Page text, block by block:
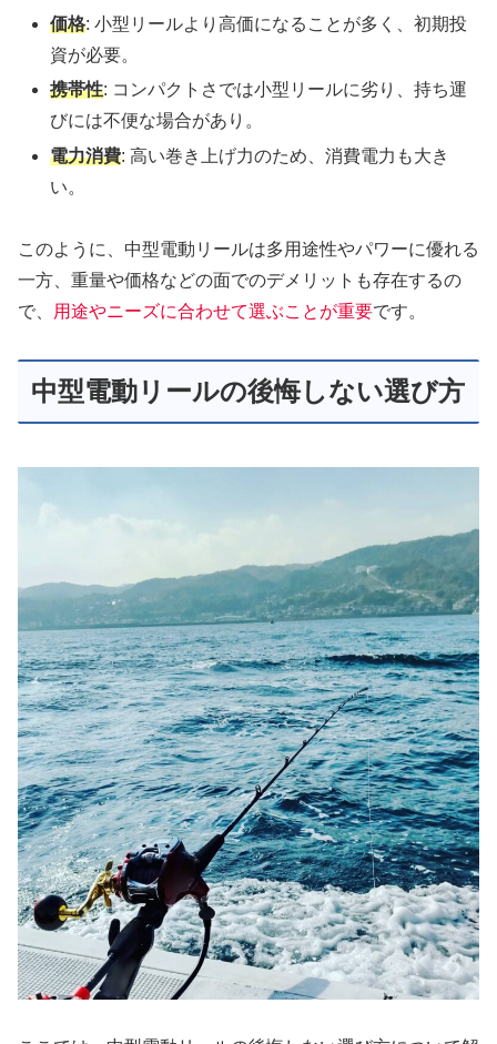
価格: 小型リールより高価になることが多く、初期投
資が必要。
携帯性: コンパクトさでは小型リールに劣り、持ち運
びには不便な場合があり。
電力消費: 高い巻き上げ力のため、消費電力も大き
い。
このように、中型電動リールは多用途性やパワーに優れる
一方、重量や価格などの面でのデメリットも存在するの
で、
用途やニーズに合わせて選ぶことが重要です。
中型電動リールの後悔しない選び方